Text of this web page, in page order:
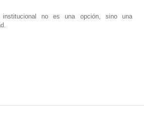
institucional no es una opción, sino una